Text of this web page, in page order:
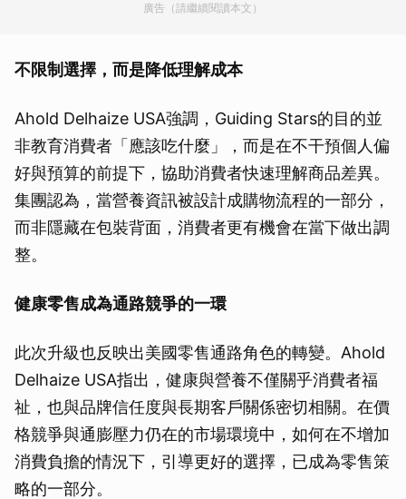
廣告（請繼續閱讀本文）
不限制選擇，而是降低理解成本
Ahold Delhaize USA強調，Guiding Stars的目的並
非教育消費者「應該吃什麼」，而是在不干預個人偏
好與預算的前提下，協助消費者快速理解商品差異。
集團認為，當營養資訊被設計成購物流程的一部分，
而非隱藏在包裝背面，消費者更有機會在當下做出調
整。
健康零售成為通路競爭的一環
此次升級也反映出美國零售通路角色的轉變。Ahold
Delhaize USA指出，健康與營養不僅關乎消費者福
祉，也與品牌信任度與長期客戶關係密切相關。在價
格競爭與通膨壓力仍在的市場環境中，如何在不增加
消費負擔的情況下，引導更好的選擇，已成為零售策
略的一部分。